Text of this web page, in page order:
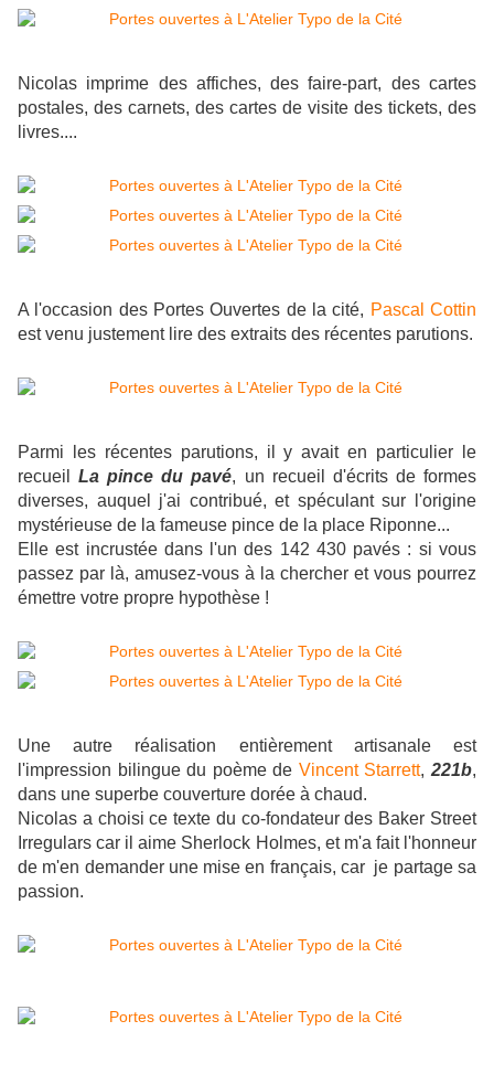
Nicolas imprime des affiches, des faire-part, des cartes
postales, des carnets, des cartes de visite des tickets, des
livres....
A l'occasion des Portes Ouvertes de la cité, Pascal Cottin
est venu justement lire des extraits des récentes parutions.
Parmi les récentes parutions, il y avait en particulier le
recueilLa pince du pavé, un recueil d'écrits de formes
diverses, auquel j'ai contribué, et spéculant sur l'origine
mystérieuse de la fameuse pince de la place Riponne...
Elle est incrustée dans l'un des 142 430 pavés : si vous
passez par là, amusez-vous à la chercher et vous pourrez
émettre votre propre hypothèse !
Une autre réalisation entièrement artisanale est
l'impression bilingue du poème de Vincent Starrett, 221b,
dans une superbe couverture dorée à chaud.
Nicolas a choisi ce texte du co-fondateur des Baker Street
Irregulars car il aime Sherlock Holmes, et m'a fait l'honneur
de m'en demander une mise en français, car je partage sa
passion.